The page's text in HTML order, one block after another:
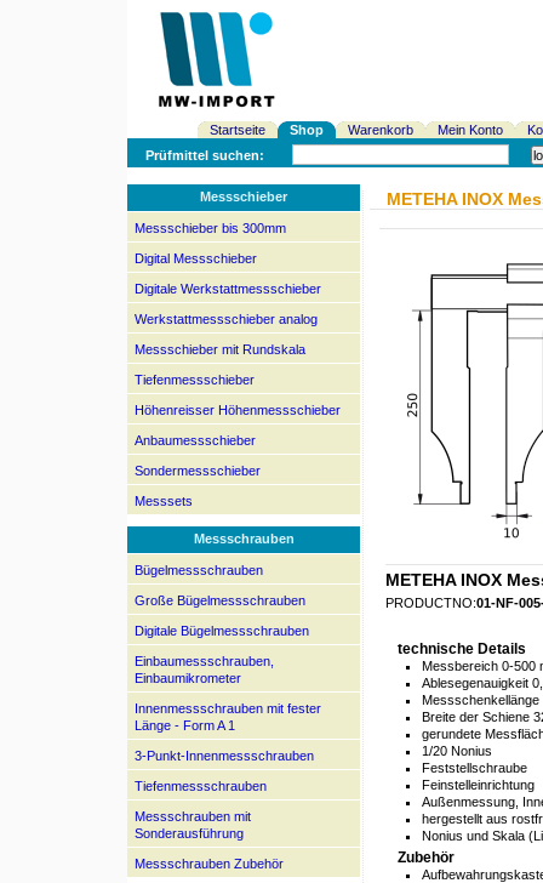
Startseite Shop Warenkorb Mein Konto
Prüfmittel suchen:
Messschieber
Messschieber bis 300mm
Digital Messschieber
Digitale Werkstattmessschieber
Werkstattmessschieber analog
Messschieber mit Rundskala
Tiefenmessschieber
Höhenreisser Höhenmessschieber
Anbaumessschieber
Sondermessschieber
Messsets
Messschrauben
Bügelmessschrauben
Große Bügelmessschrauben
Digitale Bügelmessschrauben
Einbaumessschrauben,
Einbaumikrometer
Innenmessschrauben mit fester
Länge - Form A 1
3-Punkt-Innenmessschrauben
Tiefenmessschrauben
Messschrauben mit
Sonderausführung
Messschrauben Zubehör
METEHA INOX
METEHA INOX
PRODUCTNO:01-NF-
technische Details
Messbereich 0-500
Ablesegenauigkeit
Messschenkellänge
Breite der Schiene
gerundete
1/20 Nonius
Feststellschraube
Feinstelleinrichtung
Außenmessung,
hergestellt aus
Nonius und Skala
Zubehör